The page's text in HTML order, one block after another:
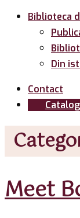
Biblioteca
Din
Contact
Meet